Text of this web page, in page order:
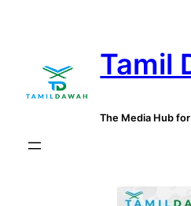
Tamil
The Media Hub